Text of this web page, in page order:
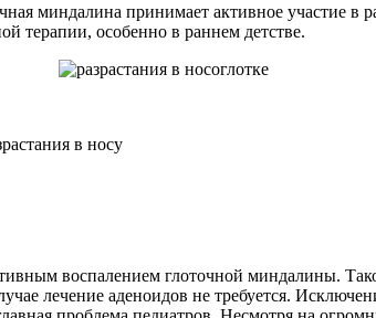
миндалина принимает активное
терапии, особенно в раннем детстве.
воспалением глоточной миндалины.
лечение аденоидов не требуется.